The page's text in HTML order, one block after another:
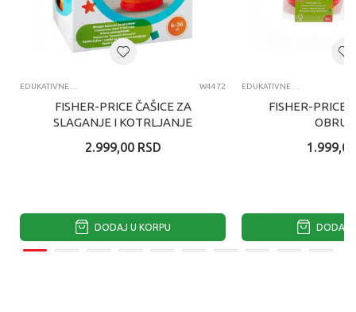
EDUKATIVNE IGRAČKE ZA BEBE W4472
FISHER-PRICE ČAŠICE ZA
SLAGANJE I KOTRLJANJE
2.999,00 RSD
DODAJ U KORPU
EDUKATIVNE IGRAČKE ZA BEBE
FISHER-PRICE
1.999,00
DODAJ